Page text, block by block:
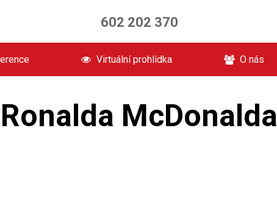
Virtuální prohlídka O nás
602 202 370
McDonalda